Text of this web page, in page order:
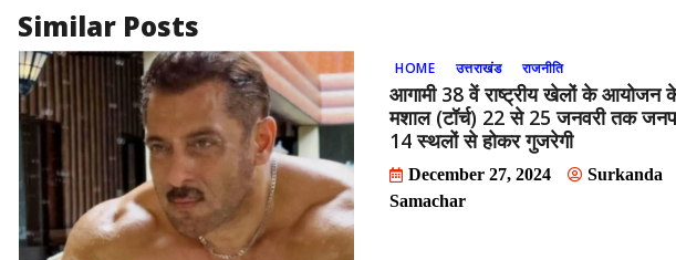
Similar Posts
HOME उत्तराखंड राजनीति
आगामी 38 वें राष्ट्रीय खेलों के आयोजन
मशाल (टॉर्च) 22 से 25 जनवरी तक
14 स्थलों से होकर गुजरेगी
December 27, 2024
Surkanda
Samachar